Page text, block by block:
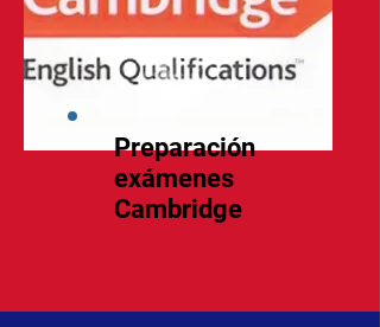
Preparación
exámenes
Cambridge